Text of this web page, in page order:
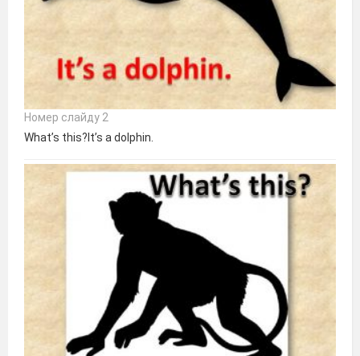
Номер слайду 2
What’s this?It’s a dolphin.